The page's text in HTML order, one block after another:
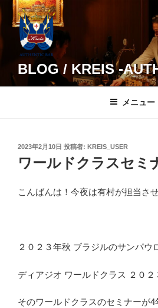
コ
BLOG / KREIS -
メニュー
投
稿
日:
2023年2月10日 投稿者: KREIS_USER
ワールドクラスセミ
こんばんは！今夜は有村が担当さ
２０２３年秋 ブラジルのサンパウ
ディアジオ ワールドクラス ２０２
そのワールドクラスのセミナーが